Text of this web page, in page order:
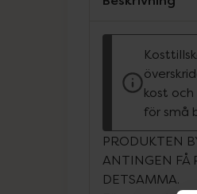
kost
för små
PRODUKTEN
ANTINGEN FÅ
DETSAMMA.